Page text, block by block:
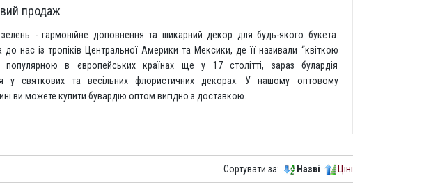
продаж
- гармонійне доповнення та шикарний декор для будь-якого букета.
до нас із тропіків Центральної Америки та Мексики, де її називали “квіткою
популярною в європейських країнах ще у 17 столітті, зараз булардія
у святкових та весільних флористичних декорах. У нашому оптовому
ви можете купити бувардію оптом вигідно з доставкою.
Сортувати за: Назві Ціні